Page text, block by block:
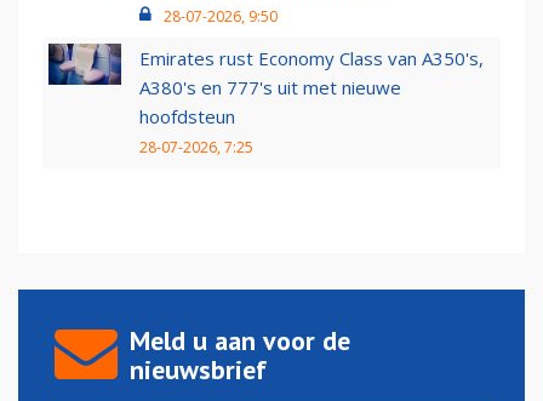
28-07-2026, 9:50
Emirates rust Economy Class van A350's,
A380's en 777's uit met nieuwe
hoofdsteun
28-07-2026, 7:25
Meld u aan voor de
nieuwsbrief